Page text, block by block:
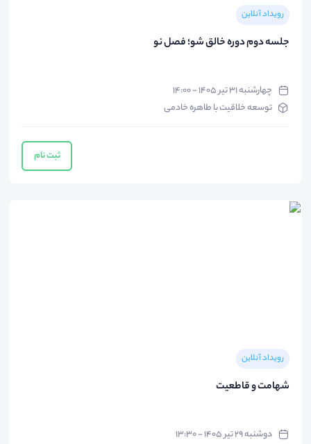
رویداد آنلاین
جلسه دوم دوره خالق شو؛ فصل نو
چهارشنبه ۳۱ تیر ۱۴۰۵ - ۱۴:۰۰
توسعه خلاقیت با طاهره خادمی
ثبت نام
رویداد آنلاین
شهامت و قاطعیت
دوشنبه ۲۹ تیر ۱۴۰۵ - ۱۳:۳۰